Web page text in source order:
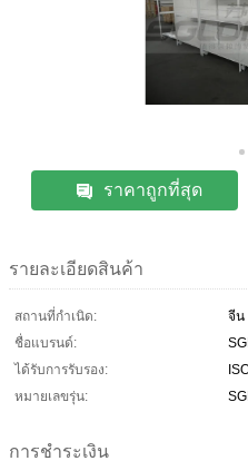
ราคาถูกที่สุด
รายละเอียดสินค้า
สถานที่กำเนิด:
จีน
ชื่อแบรนด์:
ได้รับการรับรอง:
หมายเลขรุ่น:
การชำระเงิน